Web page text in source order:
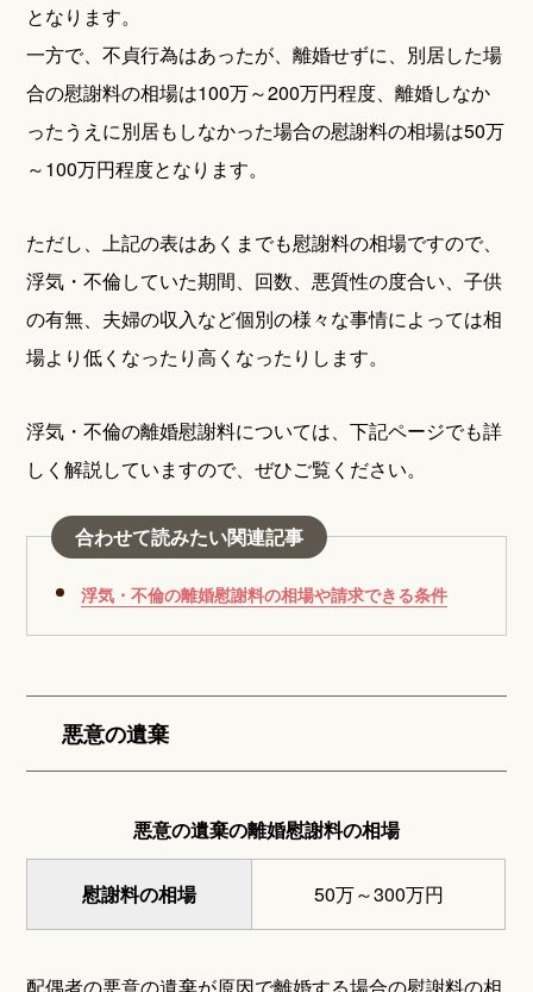
となります。
一方で、不貞行為はあったが、離婚せずに、別居した場
合の慰謝料の相場は100万～200万円程度、離婚しなか
ったうえに別居もしなかった場合の慰謝料の相場は50万
～100万円程度となります。
ただし、上記の表はあくまでも慰謝料の相場ですので、
浮気・不倫していた期間、回数、悪質性の度合い、子供
の有無、夫婦の収入など個別の様々な事情によっては相
場より低くなったり高くなったりします。
浮気・不倫の離婚慰謝料については、下記ページでも詳
しく解説していますので、ぜひご覧ください。
合わせて読みたい関連記事
浮気・不倫の離婚慰謝料の相場や請求できる条件
悪意の遺棄
悪意の遺棄の離婚慰謝料の相場
慰謝料の相場 50万～300万円